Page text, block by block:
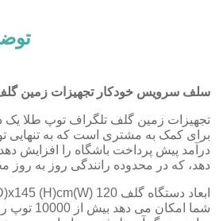
سلف سرویس خودکار تجهیزات زمین
تجهیزات زمین گلف تلگراف توپ طلا یک
برای کمک به مشتری است که به تنهایی
درآمد پیش پرداخت باشگاه را افزایش
دهد، که در محدوده رانندگی روز به روز
ابعاد دستگاه گلف 120 (W)x110(D)x145 (H)cm است.
شما امکان